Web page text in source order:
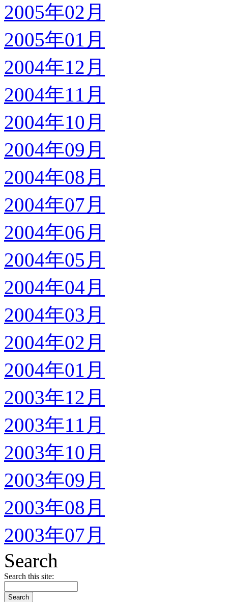
2005年02月
2005年01月
2004年12月
2004年11月
2004年10月
2004年09月
2004年08月
2004年07月
2004年06月
2004年05月
2004年04月
2004年03月
2004年02月
2004年01月
2003年12月
2003年11月
2003年10月
2003年09月
2003年08月
2003年07月
Search
Search this site: